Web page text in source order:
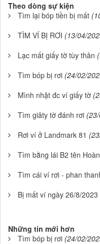
Theo dòng sự kiện
Tìm lại bóp tiền bị mất
TÌM VÍ BỊ RƠI (13/04/
Lạc mất giấy tờ tùy thân
Tìm bóp bị rơi (24/02/
Mình nhặt đc ví giấy tờ
Tìm giâty tờ đánh rơi
Rơi ví ở Landmark 81
Tìm bằng lái B2 tên
Tìm cái ví rơi - phan
Bị mất ví ngày 26/8/2023
Những tin mới hơn
Tìm bóp bị rơi (24/02/